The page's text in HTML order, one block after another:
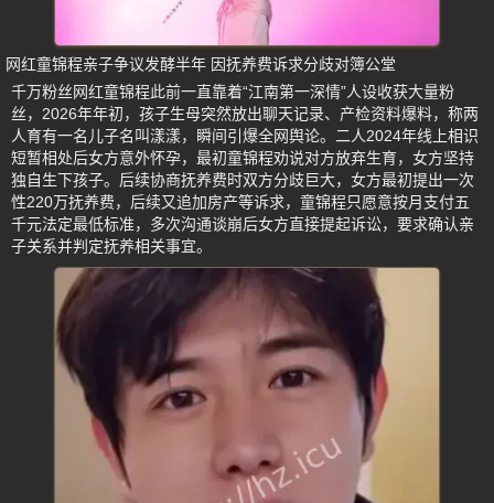
网红童锦程亲子争议发酵半年 因抚养费诉求分歧对簿公堂
千万粉丝网红童锦程此前一直靠着“江南第一深情”人设收获大量粉
丝，2026年年初，孩子生母突然放出聊天记录、产检资料爆料，称两
人育有一名儿子名叫漾漾，瞬间引爆全网舆论。二人2024年线上相识
短暂相处后女方意外怀孕，最初童锦程劝说对方放弃生育，女方坚持
独自生下孩子。后续协商抚养费时双方分歧巨大，女方最初提出一次
性220万抚养费，后续又追加房产等诉求，童锦程只愿意按月支付五
千元法定最低标准，多次沟通谈崩后女方直接提起诉讼，要求确认亲
子关系并判定抚养相关事宜。